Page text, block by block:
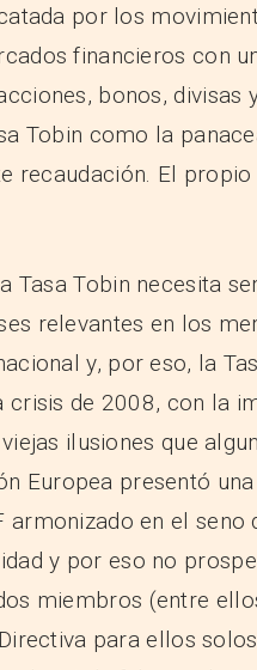
por los
financieros con
bonos, divisas
Tobin como la
recaudación. El propio
Tasa Tobin necesita
relevantes en los
y, por eso, la
crisis de 2008, con la
ilusiones que
Europea presentó
en el seno
y por eso no
miembros (entre
para ellos